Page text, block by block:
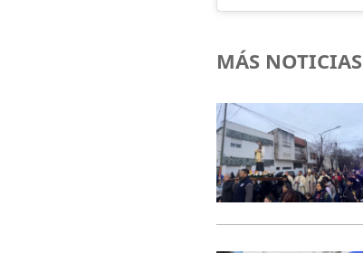
MÁS NOTICIAS